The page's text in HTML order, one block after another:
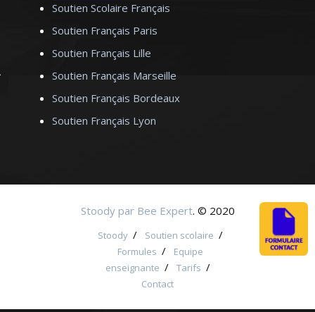
Soutien Scolaire Français
Soutien Français Paris
Soutien Français Lille
Soutien Français Marseille
Soutien Français Bordeaux
Soutien Français Lyon
Stoody par Bee Expert. © 2020
Stoody / Soutien scolaire /
Formules /
Equipe
enseignante / Tarifs /
Contact